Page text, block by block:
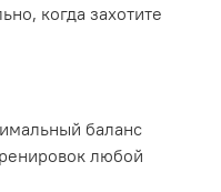
когда захотите
баланс
любой